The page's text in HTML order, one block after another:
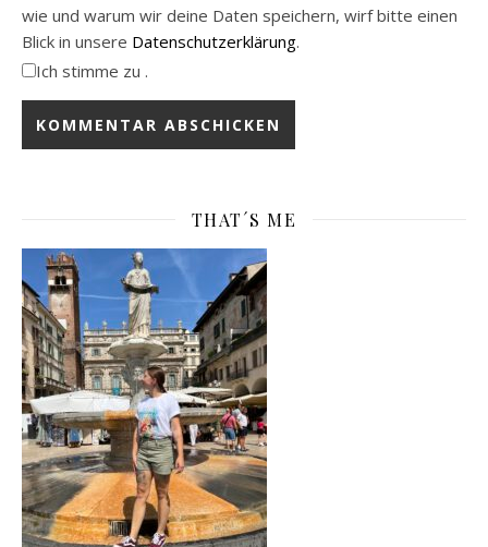
wie und warum wir deine Daten speichern, wirf bitte einen
Blick in unsere Datenschutzerklärung.
Ich stimme zu .
THAT´S ME